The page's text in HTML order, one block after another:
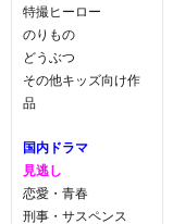
特撮ヒーロー
のりもの
どうぶつ
その他キッズ向け作
品
国内ドラマ
見逃し
恋愛・青春
刑事・サスペンス